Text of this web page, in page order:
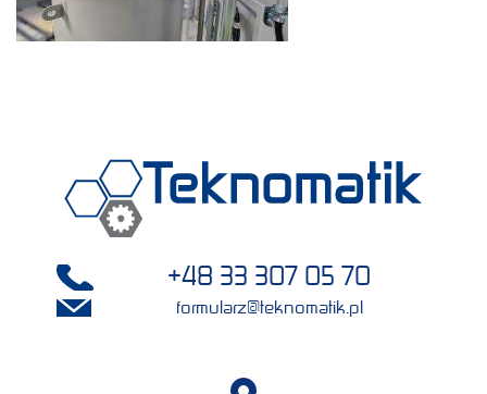
+48 33 307 05 70
formularz@teknomatik.pl